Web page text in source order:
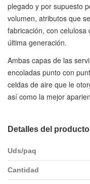
plegado y por supuesto
volumen, atributos que
fabricación, con
última generación.
Ambas capas de las
encoladas punto con
celdas de aire que le
así como la mejor
Detalles del producto
Uds/paq
Cantidad